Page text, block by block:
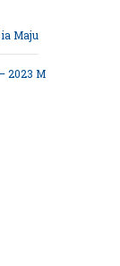
Maju
2023 M